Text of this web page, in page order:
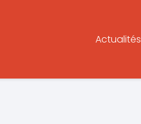
Actualités